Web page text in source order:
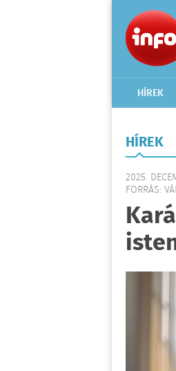
HÍREK
HÍREK
2025.
FORRÁS: